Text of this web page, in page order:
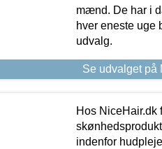
mænd. De har i
hver eneste uge
udvalg.
Se udvalget på
Hos NiceHair.dk
indenfor